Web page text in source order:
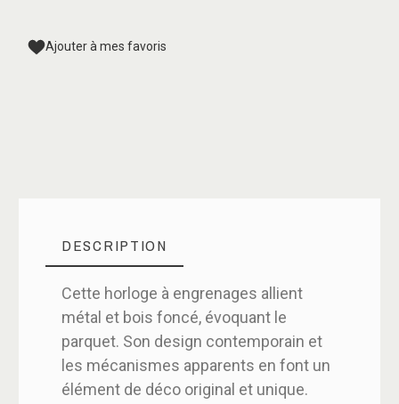
Ajouter à mes favoris
DESCRIPTION
Cette horloge à engrenages allient
métal et bois foncé, évoquant le
parquet. Son design contemporain et
les mécanismes apparents en font un
élément de déco original et unique.